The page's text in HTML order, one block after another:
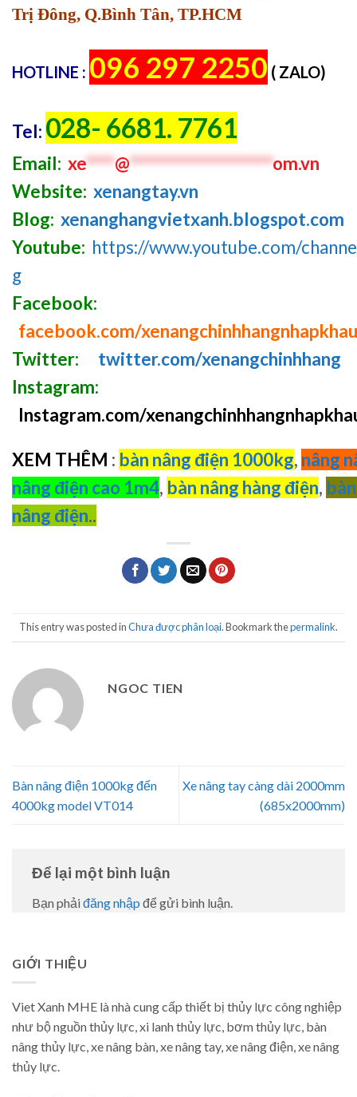
Trị Đông, Q.Bình Tân, TP.HCM
HOTLINE : 096 297 2250 ( ZALO)
Tel: 028- 6681. 7761
Email: xe****@********************om.vn
Website: xenangtay.vn
Blog: xenanghangvietxanh.blogspot.com
Youtube: https://www.youtube.com/
g
Facebook:
facebook.com/xenangchinhhangnhapkhau
Twitter:
twitter.com/xenangchinhhang
Instagram:
Instagram.com/
XEM THÊM : bàn nâng điện 1000kg, nâng
nâng điện cao 1m4, bàn nâng hàng điện,
nâng điện..
This entry was posted inChưa được phân loại. Bookmark thepermalink.
NGOC TIEN
Bàn nâng điện 1000kg đến
4000kg model VT014
Xe nâng tay càng dài 2000mm
(685x2000mm)
Để lại một bình luận
Bạn phải đăng nhập để gửi bình luận.
GIỚI THIỆU
Viet Xanh MHE là nhà cung cấp thiết bị thủy lực công nghiệp
như bộ nguồn thủy lực, xi lanh thủy lực, bơm thủy lực, bàn
nâng thủy lực, xe nâng bàn, xe nâng tay, xe nâng điện, xe nâng
thủy lực.